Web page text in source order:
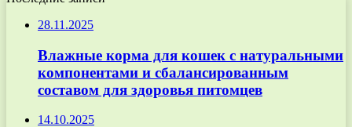
28.11.2025
Влажные корма для кошек с натуральными
компонентами и сбалансированным
составом для здоровья питомцев
14.10.2025